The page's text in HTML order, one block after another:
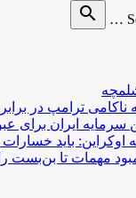
search
ترامپ در برابر
سرمایه ایران برای
باید خسارات
مهمات تا بن‌بست